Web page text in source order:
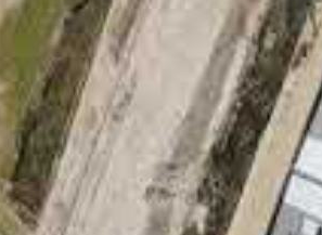
la centrale de 13,98 MW, NTPC a
au cours des
de 69,04 MW opérationnelle
de la production solaire.
MW de capacité mise en service,
MW déjà déclarés opérationnels